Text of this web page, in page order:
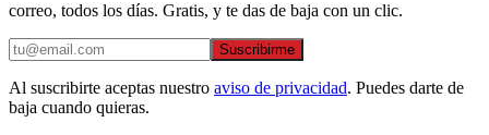
correo, todos los días. Gratis, y te das de baja con un clic.
Suscribirme
Al suscribirte aceptas nuestro aviso de privacidad. Puedes darte de
baja cuando quieras.